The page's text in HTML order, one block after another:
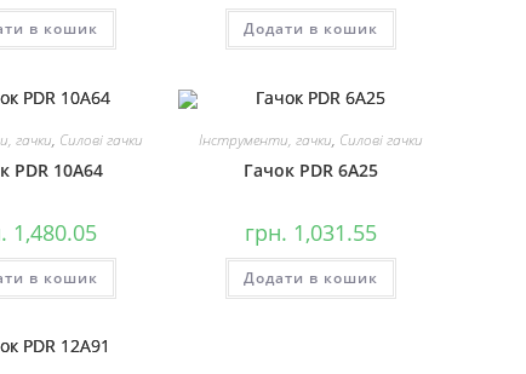
в кошик Додати в кошик
гачки, Силові гачки
PDR 10A64
1,480.05
в кошик
Інструменти, гачки, Силові гачки
Гачок PDR 6A25
грн. 1,031.55
Додати в кошик